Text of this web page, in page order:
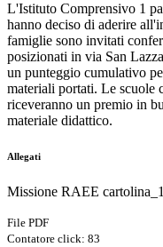
L'Istituto Comprensivo 1
hanno deciso di aderire
famiglie sono invitati
posizionati in via San
un punteggio cumulativo
materiali portati. Le scuole
riceveranno un premio in
materiale didattico.
Allegati
Missione RAEE
File PDF
Contatore click: 83